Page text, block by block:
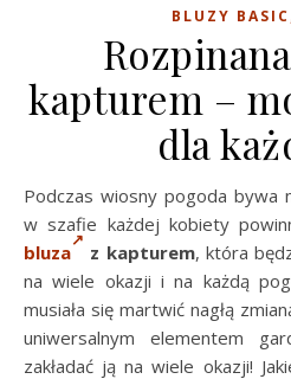
BLUZY BASIC
kapturem –
dla
Podczas wiosny pogoda bywa nieprzewidywalna! Dlatego
w szafie każdej kobiety
bluza
z kapturem, która
na wiele okazji i na każdą
musiała się martwić nagłą
uniwersalnym elementem
zakładać ją na wiele okazji!